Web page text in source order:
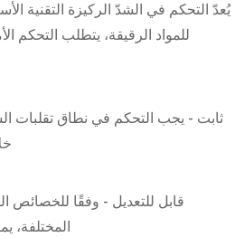
يُعدّ التحكم في الشدّ الركيزة التقنية
للمواد الرقيقة، يتطلب التحكم
المختلفة،